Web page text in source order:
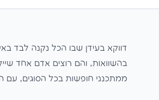
דווקא בעידן שבו הכל נקנה לבד
בהשוואות, והם רוצים אדם אחד
ממתכנני חופשות בכל הסוגים, עם